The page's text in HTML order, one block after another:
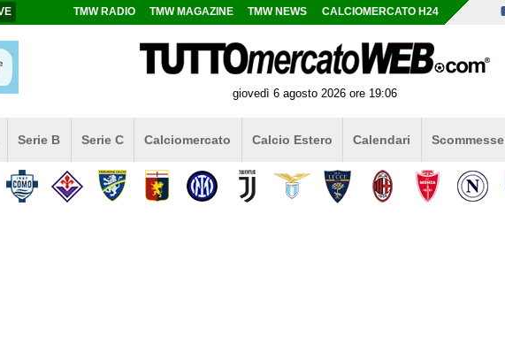
TMW RADIO TMW MAGAZINE TMW NEWS CALCIOMERCATO H24
giovedì 6 agosto 2026 ore 19:06
Serie B Serie C Calciomercato Calcio Estero Calendari Scommesse